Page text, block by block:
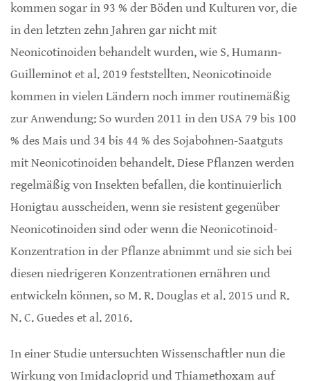
kommen sogar in 93 % der Böden und Kulturen vor, die
in den letzten zehn Jahren gar nicht mit
Neonicotinoiden behandelt wurden, wie S. Humann‐
Guilleminot et al. 2019 feststellten. Neonicotinoide
kommen in vielen Ländern noch immer routinemäßig
zur Anwendung: So wurden 2011 in den USA 79 bis 100
% des Mais und 34 bis 44 % des Sojabohnen-Saatguts
mit Neonicotinoiden behandelt. Diese Pflanzen werden
regelmäßig von Insekten befallen, die kontinuierlich
Honigtau ausscheiden, wenn sie resistent gegenüber
Neonicotinoiden sind oder wenn die Neonicotinoid-
Konzentration in der Pflanze abnimmt und sie sich bei
diesen niedrigeren Konzentrationen ernähren und
entwickeln können, so M. R. Douglas et al. 2015 und R.
N. C. Guedes et al. 2016.
In einer Studie untersuchten Wissenschaftler nun die
Wirkung von Imidacloprid und Thiamethoxam auf